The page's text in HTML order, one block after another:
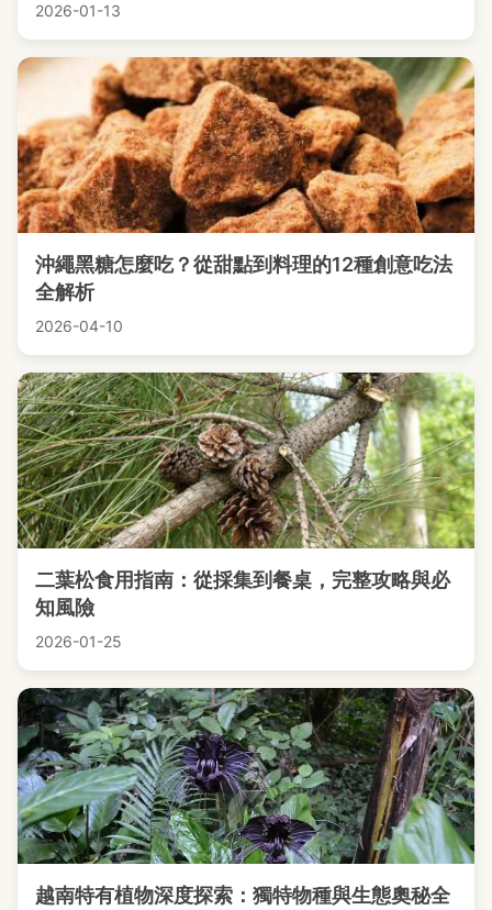
2026-01-13
沖繩黑糖怎麼吃？從甜點到料理的12種創意吃法
全解析
2026-04-10
二葉松食用指南：從採集到餐桌，完整攻略與必
知風險
2026-01-25
越南特有植物深度探索：獨特物種與生態奧秘全